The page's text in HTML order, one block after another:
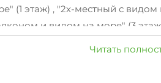
(1 этаж) , "2х-местный с
и видом на море" (3
Читать